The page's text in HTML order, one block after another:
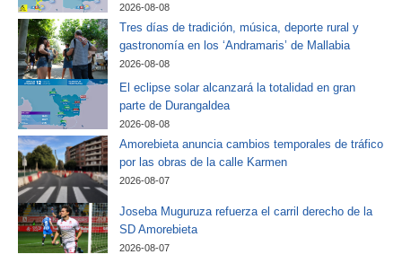
2026-08-08
Tres días de tradición, música, deporte rural y
gastronomía en los ‘Andramaris’ de Mallabia
2026-08-08
El eclipse solar alcanzará la totalidad en gran
parte de Durangaldea
2026-08-08
Amorebieta anuncia cambios temporales de tráfico
por las obras de la calle Karmen
2026-08-07
Joseba Muguruza refuerza el carril derecho de la
SD Amorebieta
2026-08-07